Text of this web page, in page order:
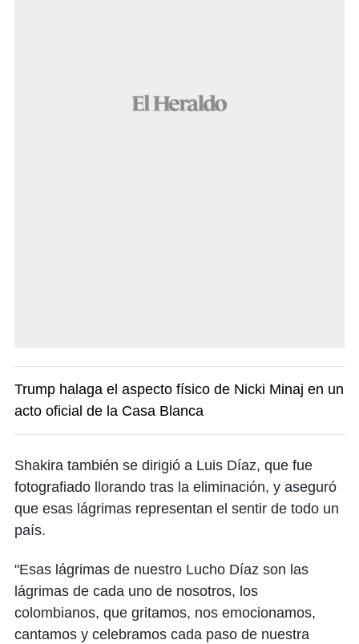
Trump halaga el aspecto físico de Nicki Minaj en un
acto oficial de la Casa Blanca
Shakira también se dirigió a Luis Díaz, que fue
fotografiado llorando tras la eliminación, y aseguró
que esas lágrimas representan el sentir de todo un
país.
"Esas lágrimas de nuestro Lucho Díaz son las
lágrimas de cada uno de nosotros, los
colombianos, que gritamos, nos emocionamos,
cantamos y celebramos cada paso de nuestra